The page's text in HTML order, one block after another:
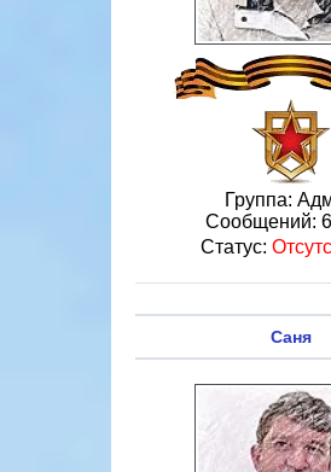
Группа:
Сообщений:
Статус:
Саня